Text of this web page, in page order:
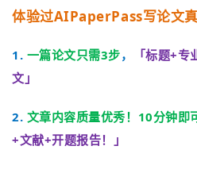
体验过AIPaperPass写论文真
1. 一篇论文只需3步，
「标题+
文」
2. 文章内容质量优秀！10分钟即
+文献+开题报告！
」